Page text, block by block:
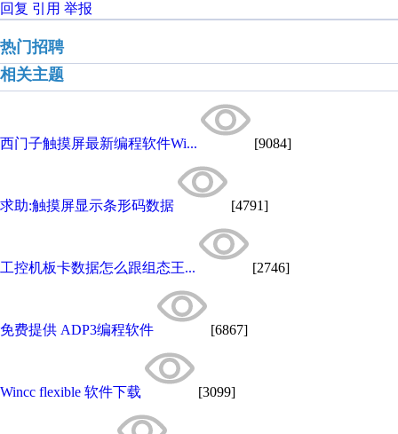
回复 引用 举报
热门招聘
相关主题
西门子触摸屏最新编程软件Wi... [9084]
求助:触摸屏显示条形码数据 [4791]
工控机板卡数据怎么跟组态王... [2746]
免费提供 ADP3编程软件 [6867]
Wincc flexible 软件下载 [3099]